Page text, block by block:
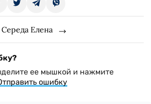
Елена
ее мышкой и нажмите
ошибку